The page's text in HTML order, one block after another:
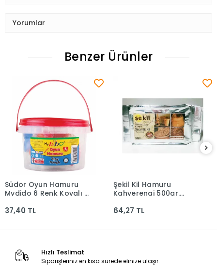
Yorumlar
Benzer Ürünler
Sepete Ekle
Südor Oyun Hamuru
Mydido 6 Renk Kovalı -
37,40 TL
Sepete Ekle
Şekil Kil Hamuru
Kahverengi 500gr.
64,27 TL
Hızlı Teslimat
Siparişleriniz en kısa sürede elinize ulaşır.